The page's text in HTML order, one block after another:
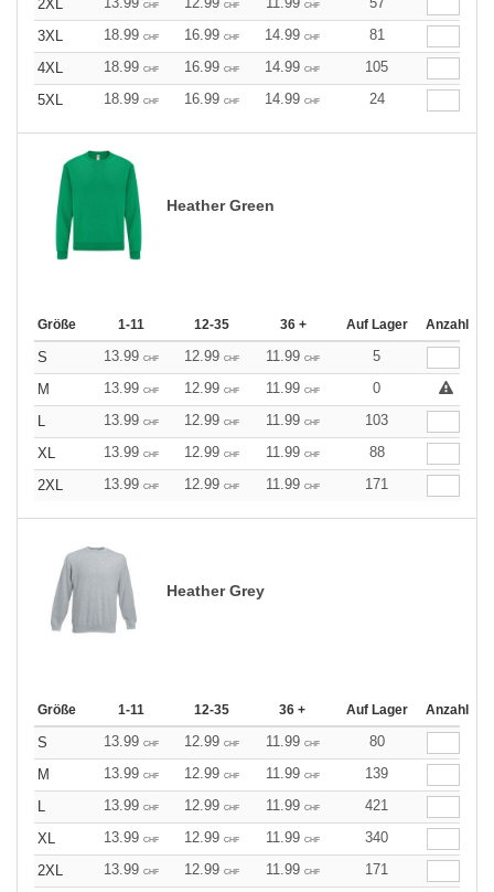
2XL
CHF CHF CHF
3XL
18.99 CHF 16.99 CHF 14.99 CHF
81
4XL
18.99 CHF 16.99 CHF 14.99 CHF
105
5XL
18.99 CHF 16.99 CHF 14.99 CHF 24
Heather Green
Größe 1-11 12-35 36 + Auf Lager Anzahl
S 13.99 CHF 12.99 CHF 11.99 CHF
5
M
13.99 CHF 12.99 CHF 11.99 CHF
0
L
13.99 CHF 12.99 CHF 11.99 CHF
103
XL
13.99 CHF 12.99 CHF 11.99 CHF
88
2XL
13.99 CHF 12.99 CHF 11.99 CHF 171
Heather Grey
Größe 1-11 12-35 36 + Auf Lager Anzahl
S 13.99 CHF 12.99 CHF 11.99 CHF
80
M
13.99 CHF 12.99 CHF 11.99 CHF
139
L
13.99 CHF 12.99 CHF 11.99 CHF
421
XL
13.99 CHF 12.99 CHF 11.99 CHF
340
2XL
13.99 CHF 12.99 CHF 11.99 CHF
171